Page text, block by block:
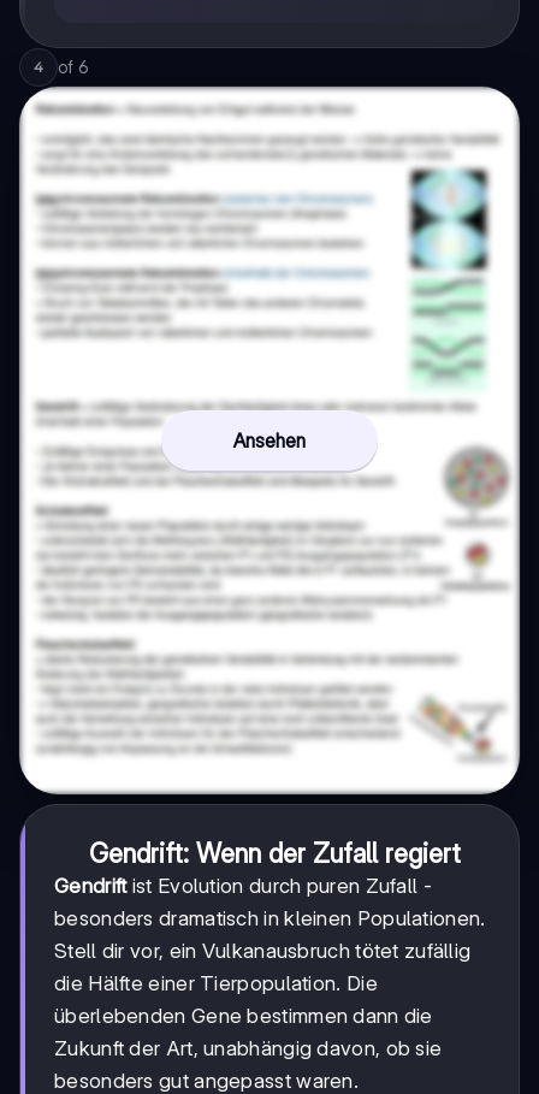
4 of 6
Ansehen
Gendrift: Wenn der Zufall regiert
Gendriftist Evolution durch puren Zufall -
besonders dramatisch in kleinen Populationen.
Stell dir vor, ein Vulkanausbruch tötet zufällig
die Hälfte einer Tierpopulation. Die
überlebenden Gene bestimmen dann die
Zukunft der Art, unabhängig davon, ob sie
besonders gut angepasst waren.